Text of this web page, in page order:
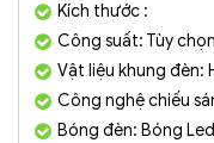
Kích thước :
Công suất: Tùy
Vật liệu khung đèn:
Công nghệ chiếu
Bóng đèn: Bóng